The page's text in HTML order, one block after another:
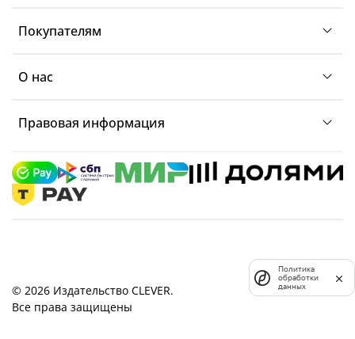
Покупателям
О нас
Правовая информация
© 2026 Издательство CLEVER.
Все права защищены
Политика
обработки
данных